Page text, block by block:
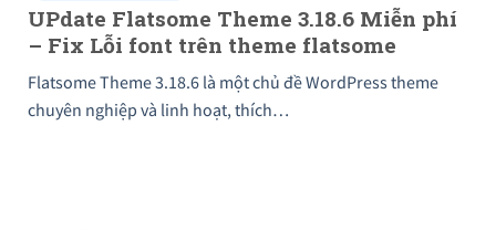
UPdate Flatsome Theme 3.18.6 Miễn phí
– Fix Lỗi font trên theme flatsome
Flatsome Theme 3.18.6 là một chủ đề WordPress theme
chuyên nghiệp và linh hoạt, thích…